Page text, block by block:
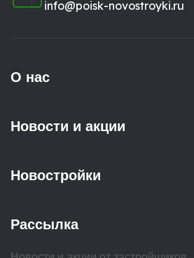
info@poisk-novostroyki.ru
О нас
Новости и акции
Новостройки
Рассылка